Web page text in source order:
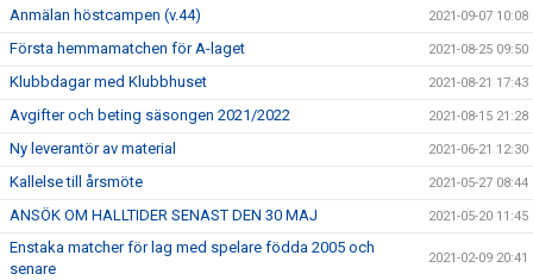
Anmälan höstcampen (v.44) 2021-09-07 10:08
Första hemmamatchen för A-laget 2021-08-25 09:50
Klubbdagar med Klubbhuset 2021-08-21 17:43
Avgifter och beting säsongen 2021/2022 2021-08-15 21:28
Ny leverantör av material 2021-06-21 12:30
Kallelse till årsmöte 2021-05-27 08:44
ANSÖK OM HALLTIDER SENAST DEN 30 MAJ 2021-05-20 11:45
Enstaka matcher för lag med spelare födda 2005 och
senare
2021-02-09 20:41